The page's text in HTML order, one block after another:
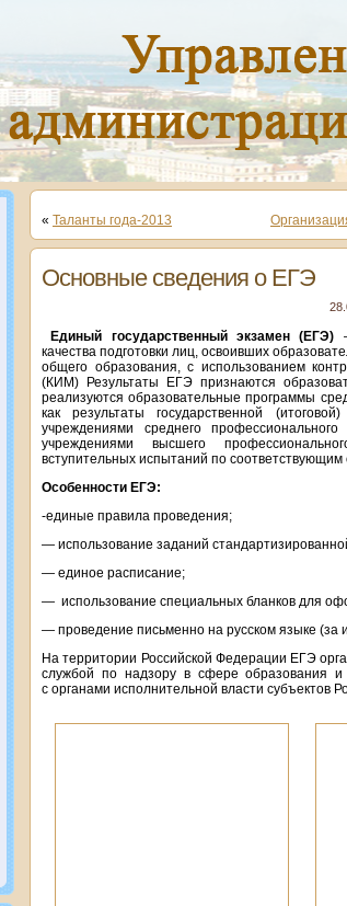
« Таланты года-2013
Основные сведения о ЕГЭ
Единый государственный экзамен (ЕГЭ)
качества подготовки лиц, освоивших
общего образования, с использованием
(КИМ) Результаты ЕГЭ признаются
реализуются образовательные программы
как результаты государственной
учреждениями среднего
учреждениями высшего
вступительных испытаний по
Особенности ЕГЭ:
-единые правила проведения;
— использование заданий
— единое расписание;
— использование специальных бланков для
— проведение письменно на русском языке (за
На территории Российской Федерации ЕГЭ
службой по надзору в сфере образования и
с органами исполнительной власти субъектов